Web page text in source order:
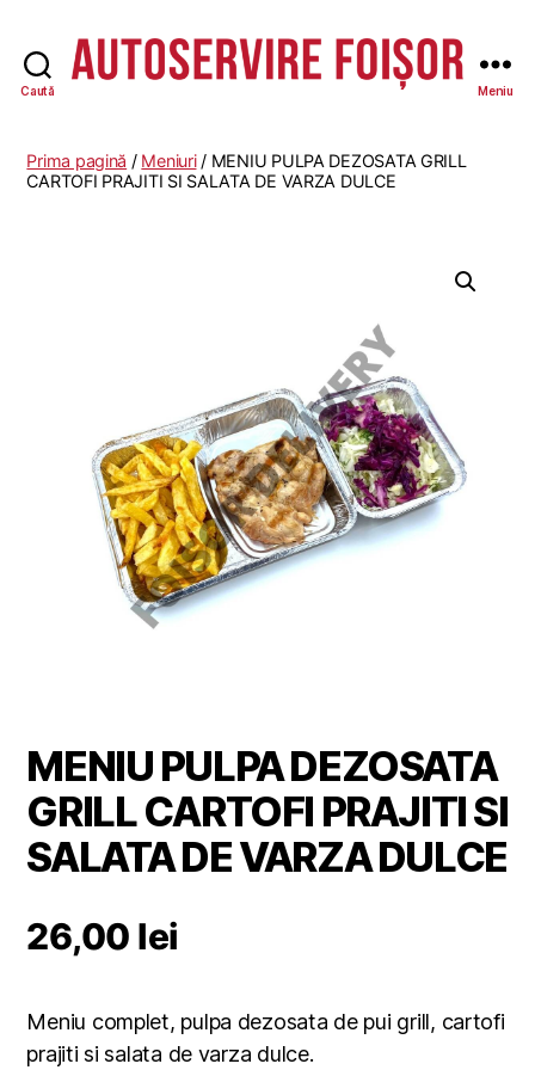
Caută
-
Vasile
Meniu
Prima pagină / Meniuri/ MENIU PULPA DEZOSATA GRILL
CARTOFI PRAJITI SI SALATA DE VARZA DULCE
MENIU PULPA DEZOSATA
GRILL CARTOFI PRAJITI SI
SALATA DE VARZA DULCE
26,00 lei
Meniu complet, pulpa dezosata de pui grill, cartofi
prajiti si salata de varza dulce.